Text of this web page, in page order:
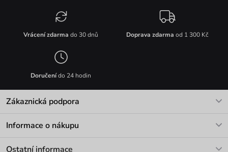
Vrácení zdarma do 30 dnů Doprava zdarma od 1 300 Kč
Doručenído 24 hodin
Zákaznická podpora
Informace o nákupu
Ostatní informace